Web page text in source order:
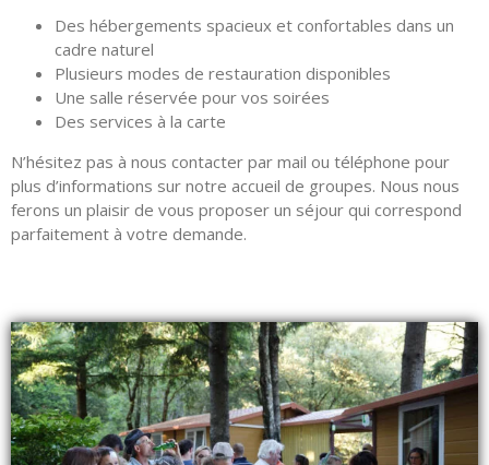
Des hébergements spacieux et confortables dans un
cadre naturel
Plusieurs modes de restauration disponibles
Une salle réservée pour vos soirées
Des services à la carte
N’hésitez pas à nous contacter par mail ou téléphone pour
plus d’informations sur notre accueil de groupes. Nous nous
ferons un plaisir de vous proposer un séjour qui correspond
parfaitement à votre demande.